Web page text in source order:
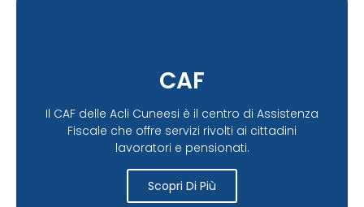
CAF
Il CAF delle Acli Cuneesi è il centro di Assistenza
Fiscale che offre servizi rivolti ai cittadini
lavoratori e pensionati.
Scopri Di Più